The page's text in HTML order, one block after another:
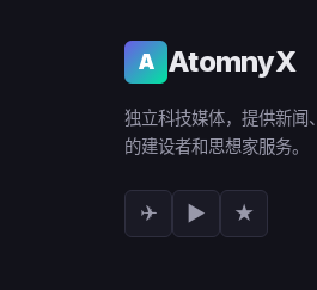
A AtomnyX
独立科技媒体，提供新闻
的建设者和思想家服务。
✈ ▶ ★